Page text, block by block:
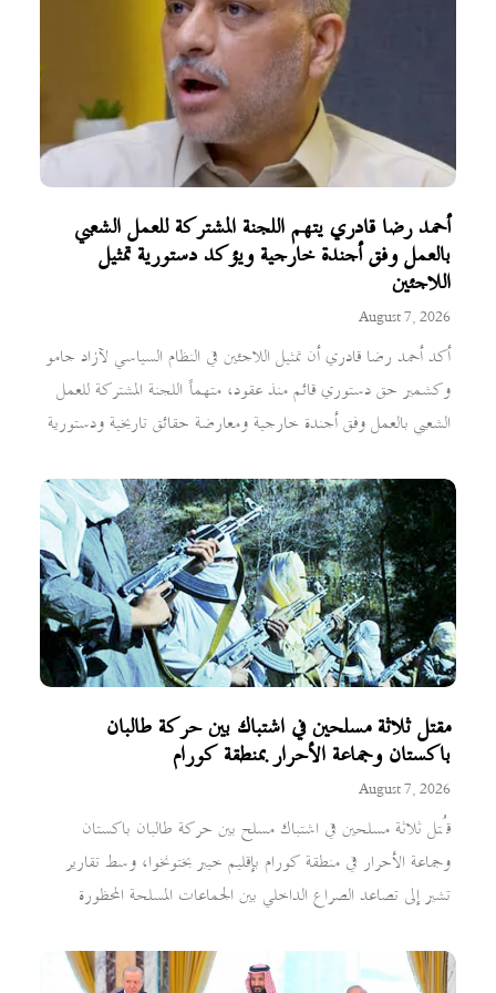
أحمد رضا قادري يتهم اللجنة المشتركة للعمل الشعبي
بالعمل وفق أجندة خارجية ويؤكد دستورية تمثيل
اللاجئين
August 7, 2026
أكد أحمد رضا قادري أن تمثيل اللاجئين في النظام السياسي لآزاد جامو
وكشمير حق دستوري قائم منذ عقود، متهماً اللجنة المشتركة للعمل
الشعبي بالعمل وفق أجندة خارجية ومعارضة حقائق تاريخية ودستورية
مقتل ثلاثة مسلحين في اشتباك بين حركة طالبان
باكستان وجماعة الأحرار بمنطقة كورام
August 7, 2026
قُتل ثلاثة مسلحين في اشتباك مسلح بين حركة طالبان باكستان
وجماعة الأحرار في منطقة كورام بإقليم خيبر بختونخوا، وسط تقارير
تشير إلى تصاعد الصراع الداخلي بين الجماعات المسلحة المحظورة